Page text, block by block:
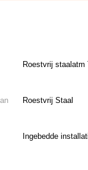
Roestvrij staalatm
Roestvrij Staal
Ingebedde